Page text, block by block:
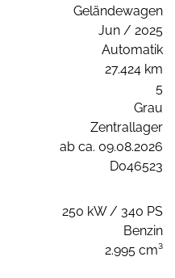
Geländewagen
Jun / 2025
Automatik
27.424 km
5
Grau
Zentrallager
ab ca. 09.08.2026
D046523
250 kW / 340 PS
Benzin
2.995 cm³